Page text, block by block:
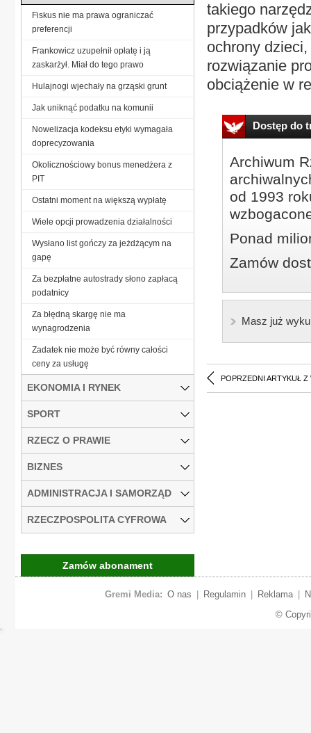
takiego
przypadków
ochrony
rozwiązanie
obciążenie w
Dostęp do
Archiwum
od 1993
Ponad
Zamów
Masz już
POPRZEDNI ARTYKUŁ Z
Fiskus nie ma prawa ograniczać
preferencji
Frankowicz uzupełnił opłatę i ją
zaskarżył. Miał do tego prawo
Hulajnogi wjechały na grząski grunt
Jak uniknąć podatku na komunii
Nowelizacja kodeksu etyki wymagała
doprecyzowania
Okolicznościowy bonus menedżera z
PIT
Ostatni moment na większą wypłatę
Wiele opcji prowadzenia działalności
Wysłano list gończy za jeżdżącym na
gapę
Za bezpłatne autostrady słono zapłacą
podatnicy
Za błędną skargę nie ma
wynagrodzenia
Zadatek nie może być równy całości
ceny za usługę
EKONOMIA I RYNEK
SPORT
RZECZ O PRAWIE
BIZNES
ADMINISTRACJA I SAMORZĄD
RZECZPOSPOLITA CYFROWA
Zamów abonament
Gremi Media: O nas Regulamin Reklama
©